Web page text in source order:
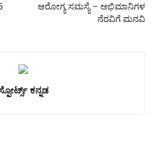
ಆರೋಗ್ಯ ಸಮಸ್ಯೆ – ಅಭಿಮಾನಿಗಳ
ನೆರವಿಗೆ ಮನವಿ
ಕನ್ನಡ